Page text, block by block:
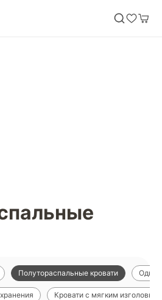
Полутораспальные кровати
Кровати с мягким изголовьем